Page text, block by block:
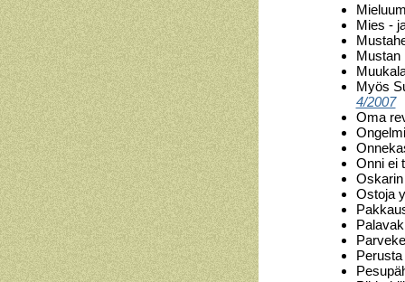
Mies -
Mustan
Myös
4/2007
Oma
Onni ei
Ostoja